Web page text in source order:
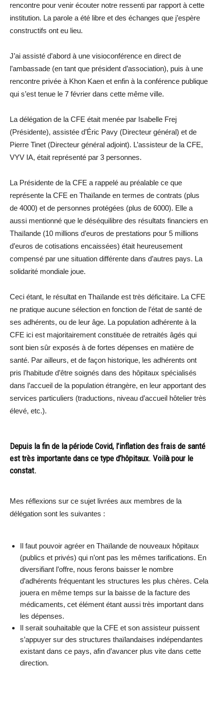
rencontre pour venir écouter notre ressenti par rapport à cette
institution. La parole a été libre et des échanges que j’espère
constructifs ont eu lieu.
J’ai assisté d’abord à une visioconférence en direct de
l’ambassade (en tant que président d’association), puis à une
rencontre privée à Khon Kaen et enfin à la conférence publique
qui s’est tenue le 7 février dans cette même ville.
La délégation de la CFE était menée par Isabelle Frej
(Présidente), assistée d’Éric Pavy (Directeur général) et de
Pierre Tinet (Directeur général adjoint). L’assisteur de la CFE,
VYV IA, était représenté par 3 personnes.
La Présidente de la CFE a rappelé au préalable ce que
représente la CFE en Thaïlande en termes de contrats (plus
de 4000) et de personnes protégées (plus de 6000). Elle a
aussi mentionné que le déséquilibre des résultats financiers en
Thaïlande (10 millions d’euros de prestations pour 5 millions
d’euros de cotisations encaissées) était heureusement
compensé par une situation différente dans d’autres pays. La
solidarité mondiale joue.
Ceci étant, le résultat en Thaïlande est très déficitaire. La CFE
ne pratique aucune sélection en fonction de l’état de santé de
ses adhérents, ou de leur âge. La population adhérente à la
CFE ici est majoritairement constituée de retraités âgés qui
sont bien sûr exposés à de fortes dépenses en matière de
santé. Par ailleurs, et de façon historique, les adhérents ont
pris l’habitude d’être soignés dans des hôpitaux spécialisés
dans l’accueil de la population étrangère, en leur apportant des
services particuliers (traductions, niveau d’accueil hôtelier très
élevé, etc.).
Depuis la fin de la période Covid, l’inflation des frais de santé
est très importante dans ce type d’hôpitaux. Voilà pour le
constat.
Mes réflexions sur ce sujet livrées aux membres de la
délégation sont les suivantes :
Il faut pouvoir agréer en Thaïlande de nouveaux hôpitaux
(publics et privés) qui n’ont pas les mêmes tarifications. En
diversifiant l’offre, nous ferons baisser le nombre
d’adhérents fréquentant les structures les plus chères. Cela
jouera en même temps sur la baisse de la facture des
médicaments, cet élément étant aussi très important dans
les dépenses.
Il serait souhaitable que la CFE et son assisteur puissent
s’appuyer sur des structures thaïlandaises indépendantes
existant dans ce pays, afin d’avancer plus vite dans cette
direction.